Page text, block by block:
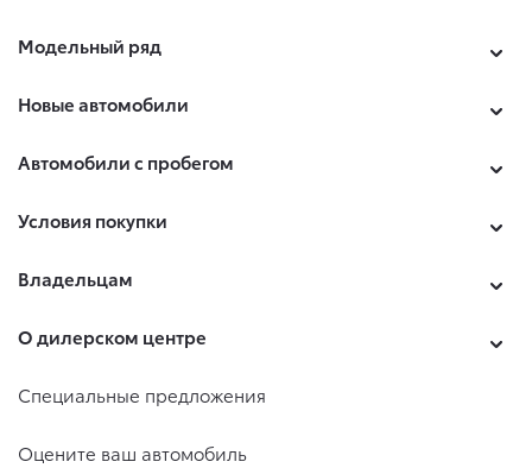
Модельный ряд
Новые автомобили
Автомобили с пробегом
Условия покупки
Владельцам
О дилерском центре
Специальные предложения
Оцените ваш автомобиль